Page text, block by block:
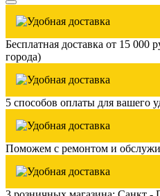
Бесплатная доставка от 15 000
города)
5 способов оплаты для вашего
Поможем с ремонтом и